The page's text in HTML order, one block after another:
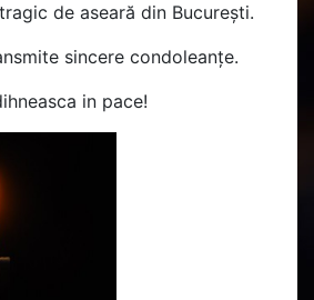
de aseară din București.
sincere condoleanțe.
in pace!